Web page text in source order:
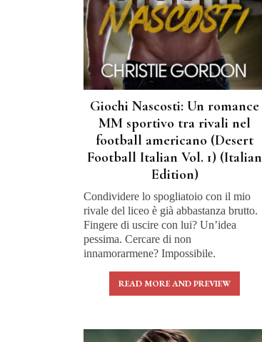
Giochi Nascosti: Un romance
MM sportivo tra rivali nel
football americano (Desert
Football Italian Vol. 1) (Italian
Edition)
Condividere lo spogliatoio con il mio
rivale del liceo è già abbastanza brutto.
Fingere di uscire con lui? Un’idea
pessima. Cercare di non
innamorarmene? Impossibile.
READ MORE AND PREVIEW